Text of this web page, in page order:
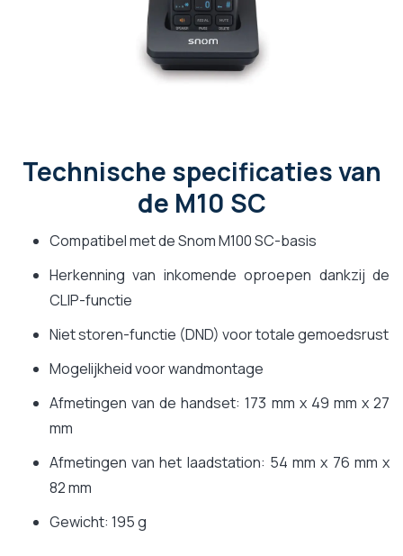
Technische specificaties van
de M10 SC
Compatibel met de Snom M100 SC-basis
Herkenning van inkomende oproepen dankzij de
CLIP-functie
Niet storen-functie (DND) voor totale gemoedsrust
Mogelijkheid voor wandmontage
Afmetingen van de handset: 173 mm x 49 mm x 27
mm
Afmetingen van het laadstation: 54 mm x 76 mm x
82 mm
Gewicht: 195 g